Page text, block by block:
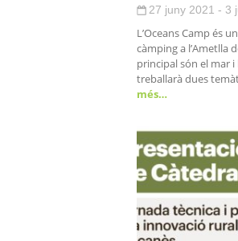
27 juny 2021 - 3
L’Oceans Camp és
càmping a l’Ametlla
principal són el mar i
treballarà dues
més…